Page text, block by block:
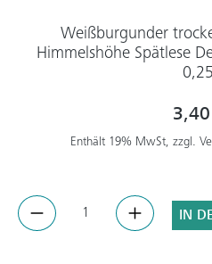
Weißburgunder
Himmelshöhe Spätlese
Enthält 19% MwSt, zzgl.
IN